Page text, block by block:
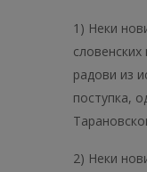
1) Неки
радови из
поступка,
2) Неки